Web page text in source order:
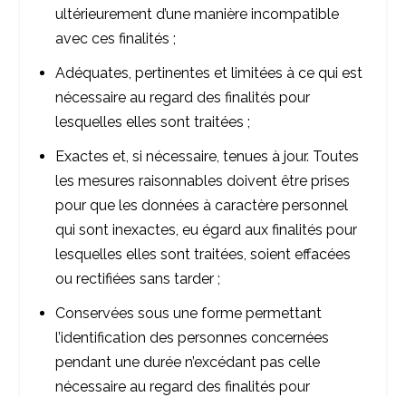
ultérieurement d’une manière incompatible
avec ces finalités ;
Adéquates, pertinentes et limitées à ce qui est
nécessaire au regard des finalités pour
lesquelles elles sont traitées ;
Exactes et, si nécessaire, tenues à jour. Toutes
les mesures raisonnables doivent être prises
pour que les données à caractère personnel
qui sont inexactes, eu égard aux finalités pour
lesquelles elles sont traitées, soient effacées
ou rectifiées sans tarder ;
Conservées sous une forme permettant
l’identification des personnes concernées
pendant une durée n’excédant pas celle
nécessaire au regard des finalités pour